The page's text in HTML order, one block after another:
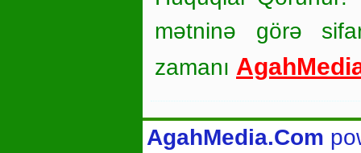
mətninə görə
zamanı
AgahMedia.Com